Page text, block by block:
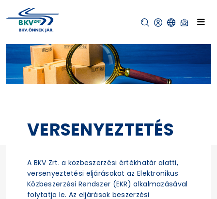
VERSENYEZTETÉS
A BKV Zrt. a közbeszerzési értékhatár alatti,
versenyeztetési eljárásokat az Elektronikus
Közbeszerzési Rendszer (EKR) alkalmazásával
folytatja le. Az eljárások beszerzési